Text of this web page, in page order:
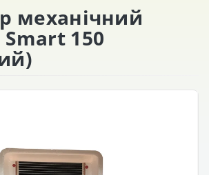
механічний
150